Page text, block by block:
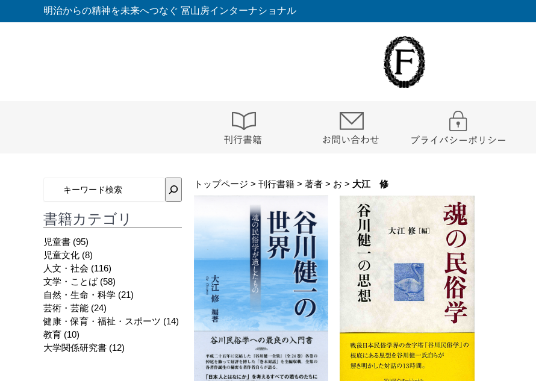
ン
明治からの精神を未来へつなぐ 冨山房インターナショナル
トップページ > 刊行書籍 > 著者 > お > 大江 修
書籍カテゴリ
児童書 (95)
児童文化 (8)
人文・社会 (116)
文学・ことば(58)
自然・生命・科学 (21)
芸術・芸能 (24)
健康・保育・福祉・スポーツ (14)
教育 (10)
大学関係研究書 (12)